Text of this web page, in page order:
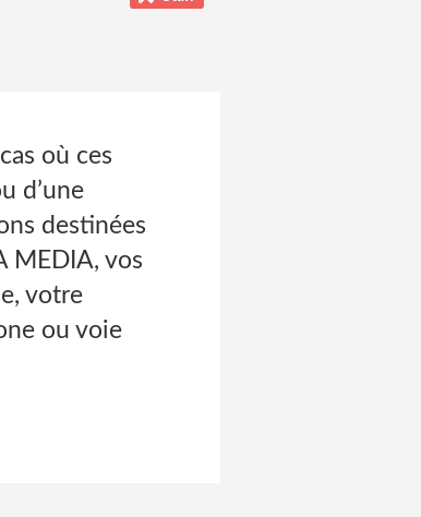
où ces
d’une
destinées
MEDIA, vos
votre
ou voie